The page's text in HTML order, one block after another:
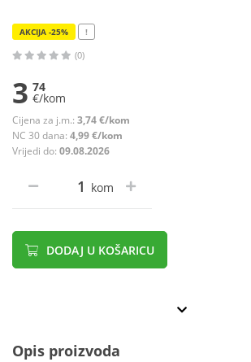
AKCIJA -25% !
(0)
3 74
€/kom
Cijena za j.m.: 3,74 €/kom
NC 30 dana: 4,99 €/kom
Vrijedi do: 09.08.2026
kom
DODAJ U KOŠARICU
Opis proizvoda